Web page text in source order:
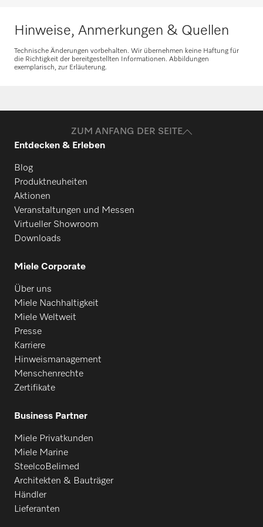
Ersatzteile anfragen
Hinweise, Anmerkungen & Quellen
Technische Änderungen vorbehalten. Wir übernehmen keine Haftung für
die Richtigkeit der bereitgestellten Informationen. Abbildungen
exemplarisch, zur Erläuterung.
ZUM ANFANG DER SEITE
Entdecken & Erleben
Blog
Produktneuheiten
Aktionen
Veranstaltungen und Messen
Virtueller Showroom
Downloads
Miele Corporate
Über uns
Miele Nachhaltigkeit
Miele Weltweit
Presse
Karriere
Hinweismanagement
Menschenrechte
Zertifikate
Business Partner
Miele Privatkunden
Miele Marine
SteelcoBelimed
Architekten & Bauträger
Händler
Lieferanten